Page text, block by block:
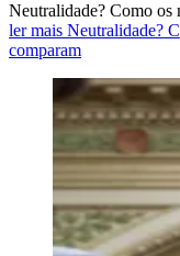
Neutralidade? Como os
ler mais Neutralidade?
comparam